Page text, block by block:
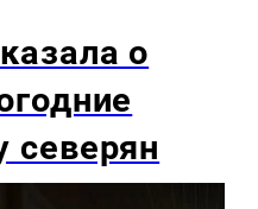
о
северян